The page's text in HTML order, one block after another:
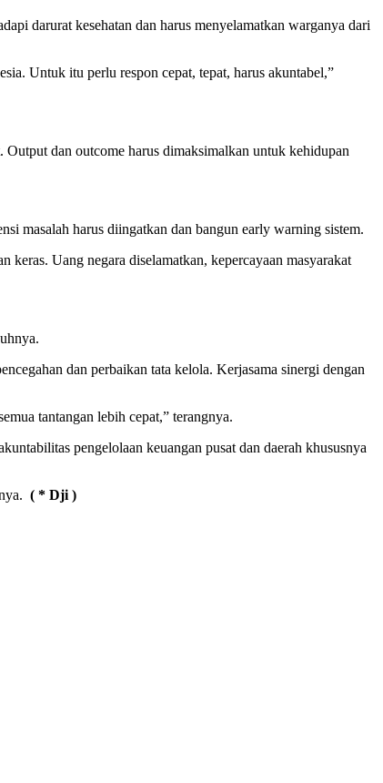
darurat kesehatan dan harus menyelamatkan warganya dari
Untuk itu perlu respon cepat, tepat, harus akuntabel,”
Output dan outcome harus dimaksimalkan untuk kehidupan
masalah harus diingatkan dan bangun early warning sistem.
Uang negara diselamatkan, kepercayaan masyarakat
dan perbaikan tata kelola. Kerjasama sinergi dengan
tantangan lebih cepat,” terangnya.
pengelolaan keuangan pusat dan daerah khususnya
( * Dji )